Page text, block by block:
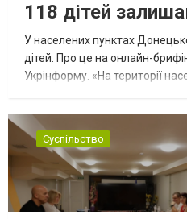
118 дітей
У населених пунктах
дітей. Про це на онлайн-
Укрінформу. «На території
Суспільство